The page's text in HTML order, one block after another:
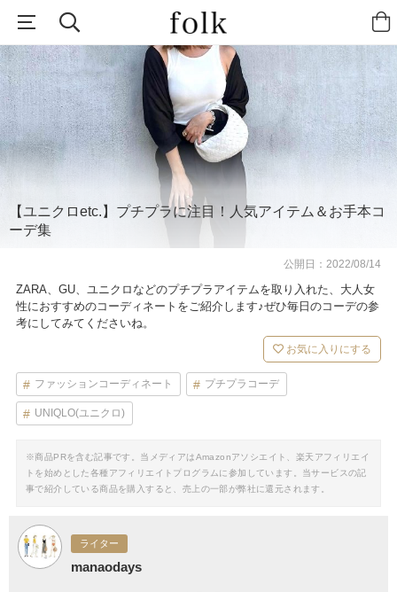
【ユニクロetc.】プチプラに注目！人気アイテム＆お手本コ
ーデ集
公開日：2022/08/14
ZARA、GU、ユニクロなどのプチプラアイテムを取り入れた、大人女
性におすすめのコーディネートをご紹介します♪ぜひ毎日のコーデの参
考にしてみてくださいね。
お気に入りにする
ファッションコーディネート プチプラコーデ
UNIQLO(ユニクロ)
※商品PRを含む記事です。当メディアはAmazonアソシエイト、楽天アフィリエイ
トを始めとした各種アフィリエイトプログラムに参加しています。当サービスの記
事で紹介している商品を購入すると、売上の一部が弊社に還元されます。
ライター
manaodays